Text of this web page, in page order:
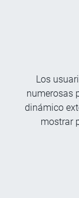
Los
numerosas
dinámico
mostrar